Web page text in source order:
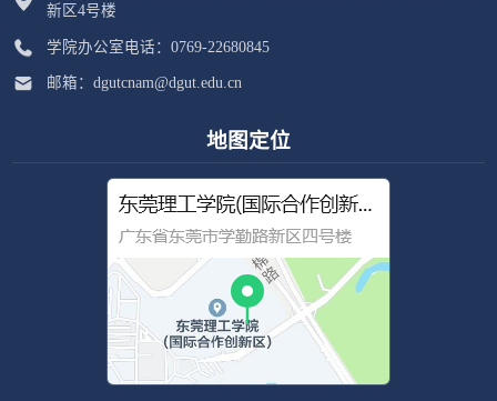
新区4号楼
学院办公室电话：0769-22680845
邮箱：dgutcnam@dgut.edu.cn
地图定位